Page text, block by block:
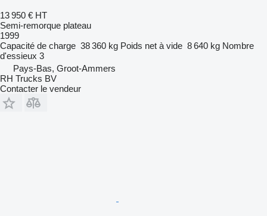
13 950 € HT
Semi-remorque plateau
1999
Capacité de charge 38 360 kg Poids net à vide 8 640 kg Nombre
d'essieux 3
Pays-Bas, Groot-Ammers
RH Trucks BV
Contacter le vendeur